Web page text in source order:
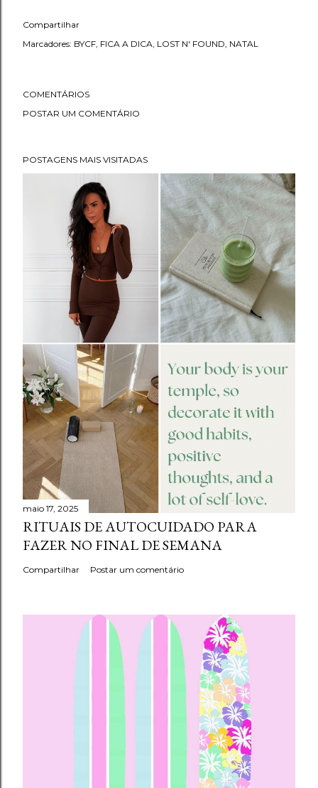
Compartilhar
Marcadores: BYCF FICA A DICA LOST N' FOUND NATAL
COMENTÁRIOS
POSTAR UM COMENTÁRIO
POSTAGENS MAIS VISITADAS
maio 17, 2025
RITUAIS DE AUTOCUIDADO PARA
FAZER NO FINAL DE SEMANA
Compartilhar Postar um comentário